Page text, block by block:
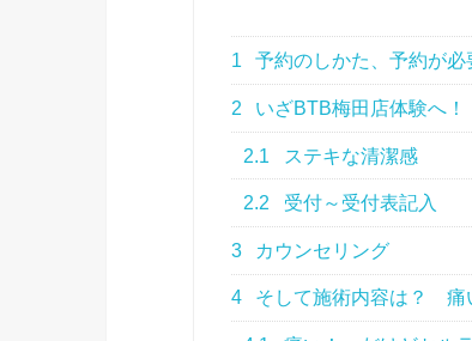
1 予約のしかた、予約が必
2 いざBTB梅田店体験へ！
2.1 ステキな清潔感
2.2 受付～受付表記入
3 カウンセリング
4 そして施術内容は？ 痛